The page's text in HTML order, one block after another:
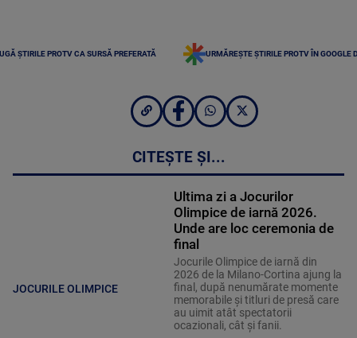
ȘTIRILE PROTV CA SURSĂ PREFERATĂ URMĂREȘTE ȘTIRILE PROTV ÎN GOOGLE
CITEȘTE ȘI...
JOCURILE OLIMPICE
Ultima zi a Jocurilor
Olimpice de iarnă 2026.
Unde are loc ceremonia de
final
Jocurile Olimpice de iarnă din
2026 de la Milano-Cortina ajung la
final, după nenumărate momente
memorabile și titluri de presă care
au uimit atât spectatorii
ocazionali, cât și fanii.